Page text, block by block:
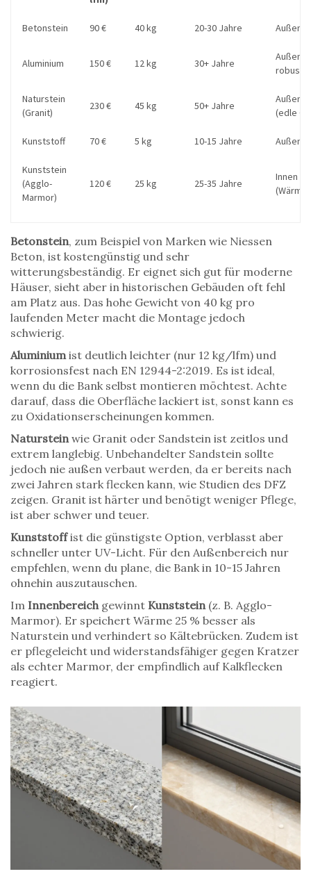
Betonstein 90 € 40 kg 20-30 Jahre Außen
Aluminium 150 € 12 kg 30+ Jahre
Außen
robust)
Naturstein
(Granit)
230 € 45 kg 50+ Jahre
Außen
(edle
Kunststoff 70 € 5 kg 10-15 Jahre Außen
Kunststein
(Agglo-
Marmor)
120 € 25 kg 25-35 Jahre
Innen
Betonstein, zum Beispiel von Marken wie Niessen
Beton, ist kostengünstig und sehr
witterungsbeständig. Er eignet sich gut für moderne
Häuser, sieht aber in historischen Gebäuden oft fehl
am Platz aus. Das hohe Gewicht von 40 kg pro
laufenden Meter macht die Montage jedoch
schwierig.
Aluminiumist deutlich leichter (nur 12 kg/lfm) und
korrosionsfest nach EN 12944-2:2019. Es ist ideal,
wenn du die Bank selbst montieren möchtest. Achte
darauf, dass die Oberfläche lackiert ist, sonst kann es
zu Oxidationserscheinungen kommen.
Natursteinwie Granit oder Sandstein ist zeitlos und
extrem langlebig. Unbehandelter Sandstein sollte
jedoch nie außen verbaut werden, da er bereits nach
zwei Jahren stark flecken kann, wie Studien des DFZ
zeigen. Granit ist härter und benötigt weniger Pflege,
ist aber schwer und teuer.
Kunststoffist die günstigste Option, verblasst aber
schneller unter UV-Licht. Für den Außenbereich nur
empfehlen, wenn du plane, die Bank in 10-15 Jahren
ohnehin auszutauschen.
Im Innenbereichgewinnt Kunststein(z. B. Agglo-
Marmor). Er speichert Wärme 25 % besser als
Naturstein und verhindert so Kältebrücken. Zudem ist
er pflegeleicht und widerstandsfähiger gegen Kratzer
als echter Marmor, der empfindlich auf Kalkflecken
reagiert.